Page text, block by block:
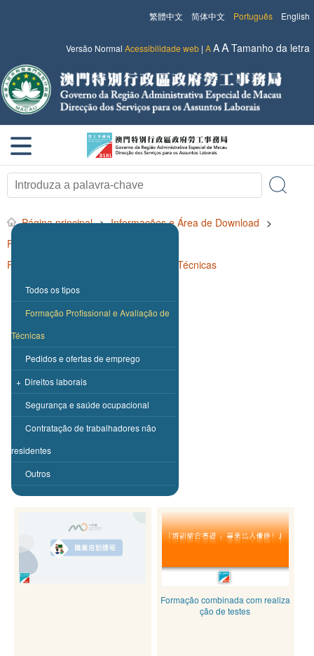
English
Português
简体中文
繁體中文
Versão Normal Acessibilidade web | AAATamanho da letra
Página principal > Informações e Área de Download >
Filmes de divulgação
Formação Profissional e Avaliação de Técnicas
Todos os tipos
Formação Profissional e Avaliação de
Técnicas
Pedidos e ofertas de emprego
+ Direitos laborais
Segurança e saúde ocupacional
Contratação de trabalhadores não
residentes
Outros
Formação combinada com realiza
ção de testes